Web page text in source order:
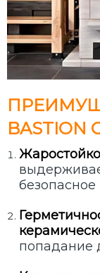
BASTION
попадание